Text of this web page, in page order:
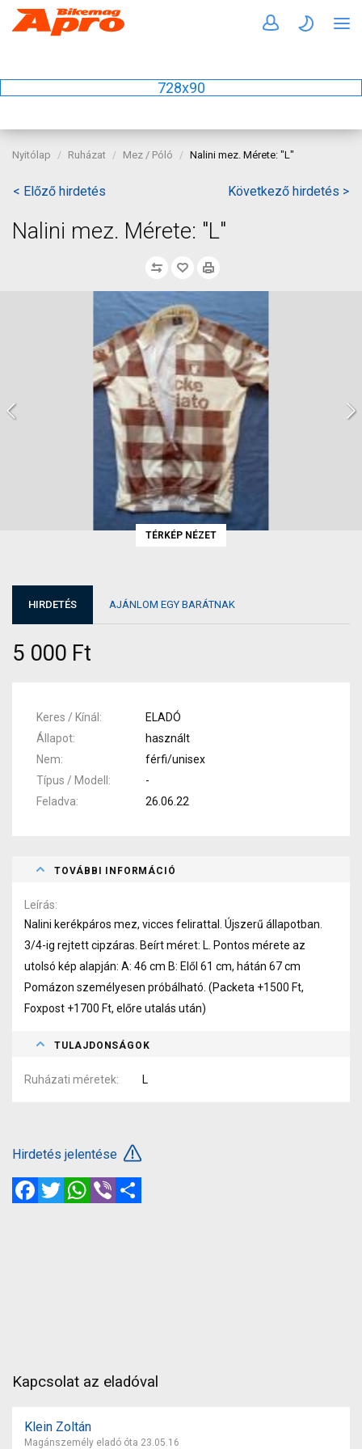
728x90
Nyitólap Ruházat Mez / Póló Nalini mez. Mérete: "L"
< Előző hirdetés Következő hirdetés >
Nalini mez. Mérete: "L"
TÉRKÉP NÉZET
HIRDETÉS AJÁNLOM EGY BARÁTNAK
5 000 Ft
Keres / Kínál
ELADÓ
Állapot
használt
Nem
férfi/unisex
Típus / Modell
-
Feladva
26.06.22
TOVÁBBI INFORMÁCIÓ
Leírás
Nalini kerékpáros mez, vicces felirattal. Újszerű állapotban.
3/4-ig rejtett cipzáras. Beírt méret: L. Pontos mérete az
utolsó kép alapján: A: 46 cm B: Elől 61 cm, hátán 67 cm
Pomázon személyesen próbálható. (Packeta +1500 Ft,
Foxpost +1700 Ft, előre utalás után)
TULAJDONSÁGOK
Ruházati méretek L
Hirdetés jelentése
FacebookTwitterWhatsApp
Viber
Kapcsolat az eladóval
Klein Zoltán
Magánszemély eladó óta 23.05.16